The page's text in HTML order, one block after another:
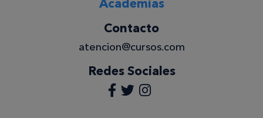
Academias
Contacto
atencion@cursos.com
Redes Sociales